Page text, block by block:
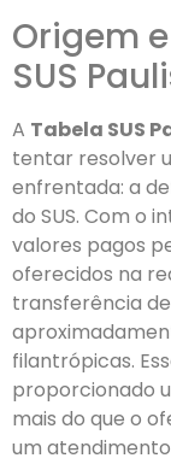
Origem
SUS
A Tabela SUS
tentar resolver
enfrentada: a
do SUS. Com o
valores pagos
oferecidos na
transferência
filantrópicas.
proporcionado
mais do que o
um